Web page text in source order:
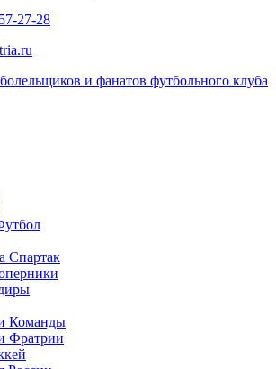
27-28
Спартак
Команды
Фратрии